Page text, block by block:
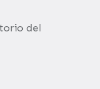
del